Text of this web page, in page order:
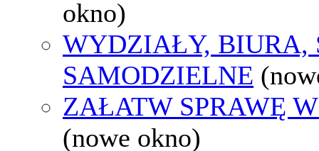
okno)
WYDZIAŁY, BIURA,
SAMODZIELNE
ZAŁATW SPRAWĘ
(nowe okno)